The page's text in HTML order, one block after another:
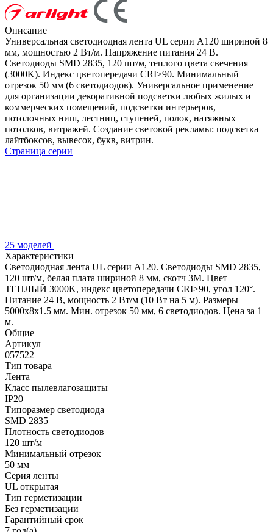
Описание
Универсальная светодиодная лента UL серии A120 шириной 8
мм, мощностью 2 Вт/м. Напряжение питания 24 В.
Светодиоды SMD 2835, 120 шт/м, теплого цвета свечения
(3000K). Индекс цветопередачи CRI>90. Минимальный
отрезок 50 мм (6 светодиодов). Универсальное применение
для организации декоративной подсветки любых жилых и
коммерческих помещений, подсветки интерьеров,
потолочных ниш, лестниц, ступеней, полок, натяжных
потолков, витражей. Создание световой рекламы: подсветка
лайтбоксов, вывесок, букв, витрин.
Страница серии
25 моделей
Характеристики
Светодиодная лента UL серии A120. Светодиоды SMD 2835,
120 шт/м, белая плата шириной 8 мм, скотч 3M. Цвет
ТЕПЛЫЙ 3000K, индекс цветопередачи CRI>90, угол 120°.
Питание 24 В, мощность 2 Вт/м (10 Вт на 5 м). Размеры
5000x8x1.5 мм. Мин. отрезок 50 мм, 6 светодиодов. Цена за 1
м.
Общие
Артикул
057522
Тип товара
Лента
Класс пылевлагозащиты
IP20
Типоразмер светодиода
SMD 2835
Плотность светодиодов
120 шт/м
Минимальный отрезок
50 мм
Серия ленты
UL открытая
Тип герметизации
Без герметизации
Гарантийный срок